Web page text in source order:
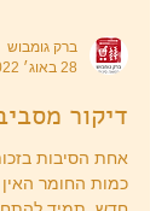
דיקור
אחת הסיבות